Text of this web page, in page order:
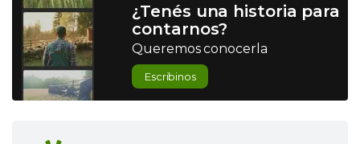
¿Tenés una historia para
contarnos?
Queremos conocerla
Escribinos